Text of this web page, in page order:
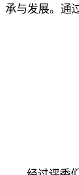
承与发展。通